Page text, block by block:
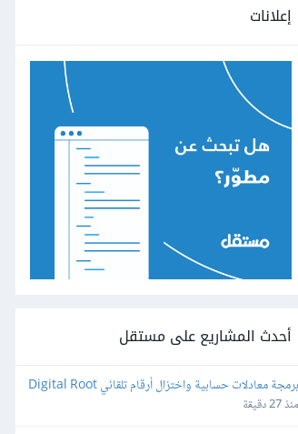
إعلانات
أحدث المشاريع على مستقل
على الإكسل
منذ 27 دقيقة